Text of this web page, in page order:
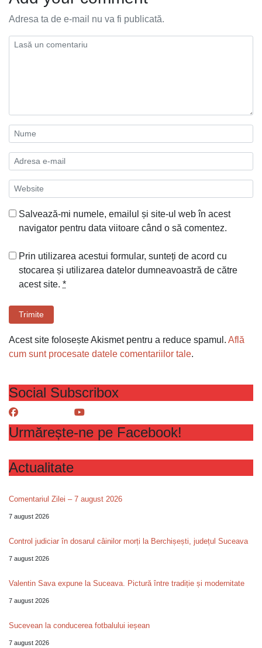
Adresa ta de e-mail nu va fi publicată.
Salvează-mi numele, emailul și site-ul web în acest
navigator pentru data viitoare când o să comentez.
Prin utilizarea acestui formular, sunteți de acord cu
stocarea și utilizarea datelor dumneavoastră de către
acest site. *
Trimite
Acest site folosește Akismet pentru a reduce spamul. Află
cum sunt procesate datele comentariilor tale.
Social Subscribox
Urmărește-ne pe Facebook!
Actualitate
Comentariul Zilei – 7 august 2026
7 august 2026
Control judiciar în dosarul câinilor morți la Berchișești, județul Suceava
7 august 2026
Valentin Sava expune la Suceava. Pictură între tradiție și modernitate
7 august 2026
Sucevean la conducerea fotbalului ieșean
7 august 2026